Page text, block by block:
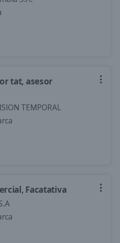
tat, asesor
TEMPORAL
Facatativa